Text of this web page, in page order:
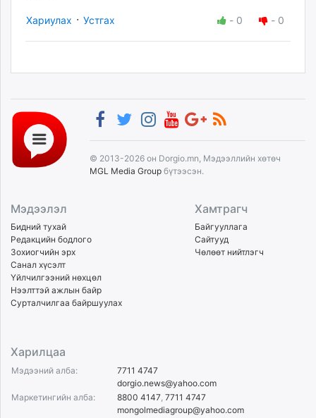
Хариулах · Устгах - 0 - 0
© 2013-2026 он Dorgio.mn, Мэдээллийн хөтөч
MGL Media Group бүтээсэн.
Мэдээлэл
Бидний тухай
Редакцийн бодлого
Зохиогчийн эрх
Санал хүсэлт
Үйлчилгээний нөхцөл
Нээлттэй ажлын байр
Сурталчилгаа байршуулах
Хамтрагч
Байгууллага
Сайтууд
Чөлөөт нийтлэгч
Харилцаа
Мэдээний алба:
7711 4747
dorgio.news@yahoo.com
Маркетингийн алба:
8800 4147, 7711 4747
mongolmediagroup@yahoo.com